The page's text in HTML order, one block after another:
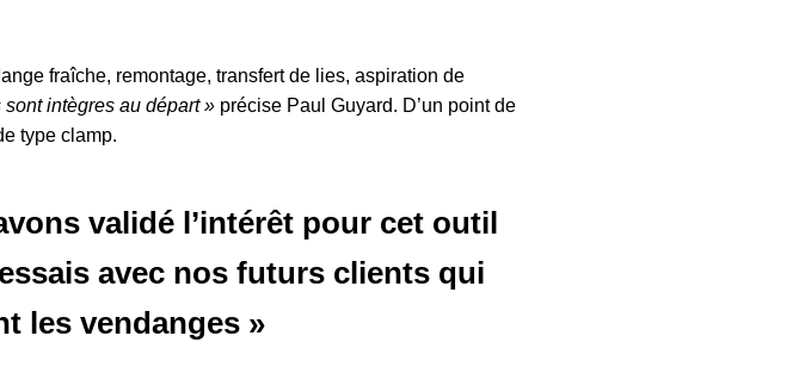
fraîche, remontage, transfert de lies, aspiration de
intègres au départ » précise Paul Guyard. D’un point de
type clamp.
validé l’intérêt pour cet outil
avec nos futurs clients qui
les vendanges »